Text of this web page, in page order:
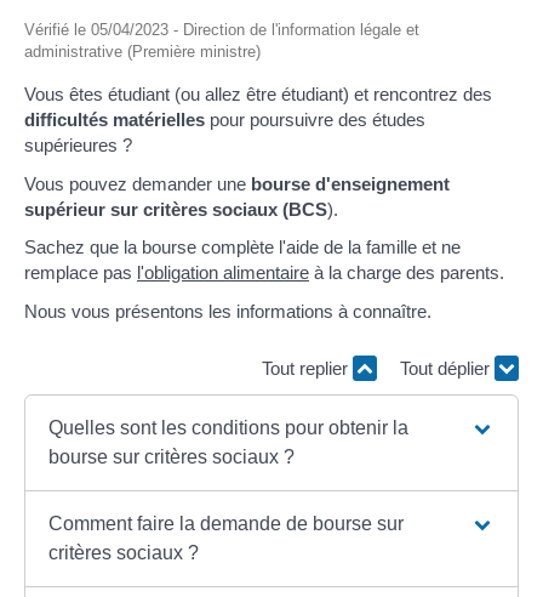
Vérifié le 05/04/2023 - Direction de l'information légale et
administrative (Première ministre)
Vous êtes étudiant (ou allez être étudiant) et rencontrez des
difficultés matérielles pour poursuivre des études
supérieures ?
Vous pouvez demander une bourse d'enseignement
supérieur sur critères sociaux (BCS).
Sachez que la bourse complète l'aide de la famille et ne
remplace pas l'obligation alimentaire à la charge des parents.
Nous vous présentons les informations à connaître.
Tout replier Tout déplier
Quelles sont les conditions pour obtenir la
bourse sur critères sociaux ?
Comment faire la demande de bourse sur
critères sociaux ?